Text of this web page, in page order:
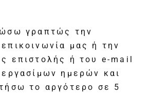
γραπτώς την
μας ή την
επιστολής ή του e-mail
ημερών και
το αργότερο σε 5